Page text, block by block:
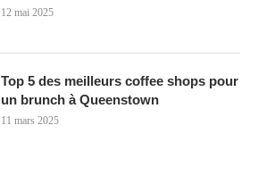
12 mai 2025
Top 5 des meilleurs coffee shops pour
un brunch à Queenstown
11 mars 2025